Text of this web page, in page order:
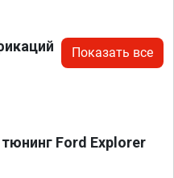
Показать все
Ford Explorer